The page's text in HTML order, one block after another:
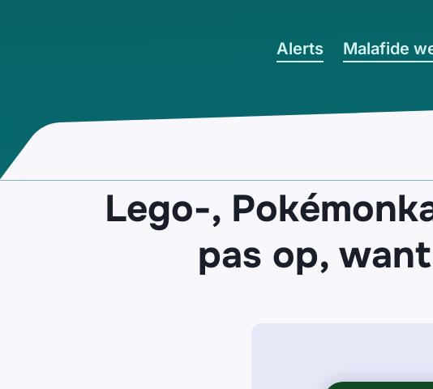
Alerts Malafide
Lego-,
pas op,